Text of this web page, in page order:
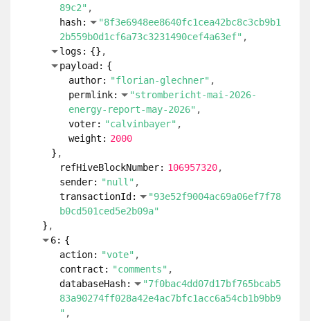
permlink:
energy-report-may-2026"
voter: "rzity.nomad"
weight:
}
refHiveBlockNumber: 106957320
sender: "null"
transactionId:
"859ef29ea001341581d65e9
f4207c12f0c2c71df"
4:
action: "vote"
contract: "comments"
databaseHash:
"7f0bac4dd07d17bf765bcab5
83a90274ff028a42e4ac7bfc1acc6a54cb1b9bb9
executedCodeHash:
b5a8d955727eb19e2b3652ba6c7bd3a9f6a9df5c
89c2"
hash:
"a9d8f500488b252db14cbbe27dede4c6
03fe2edab9ce6f3054aee94c2010f2d0"
logs: